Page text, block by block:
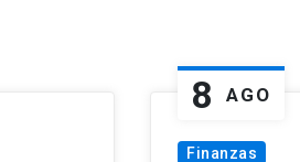
8 AGO
Finanzas